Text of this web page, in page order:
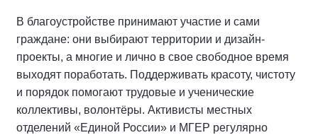
В благоустройстве принимают участие и сами
граждане: они выбирают территории и дизайн-
проекты, а многие и лично в свое свободное время
выходят поработать. Поддерживать красоту, чистоту
и порядок помогают трудовые и ученические
коллективы, волонтёры. Активисты местных
отделений «Единой России» и МГЕР регулярно